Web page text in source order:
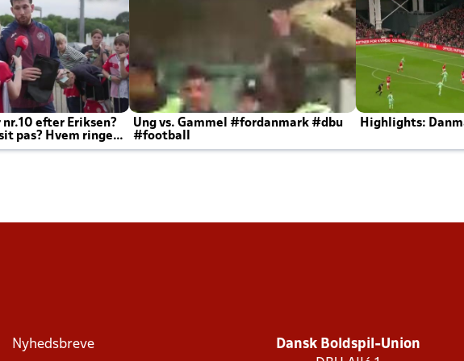
efter Eriksen?
pas? Hvem ringer
kampe?
Ung vs. Gammel #fordanmark #dbu
#football
Highlights:
Nyhedsbreve
Dansk Boldspil-Union